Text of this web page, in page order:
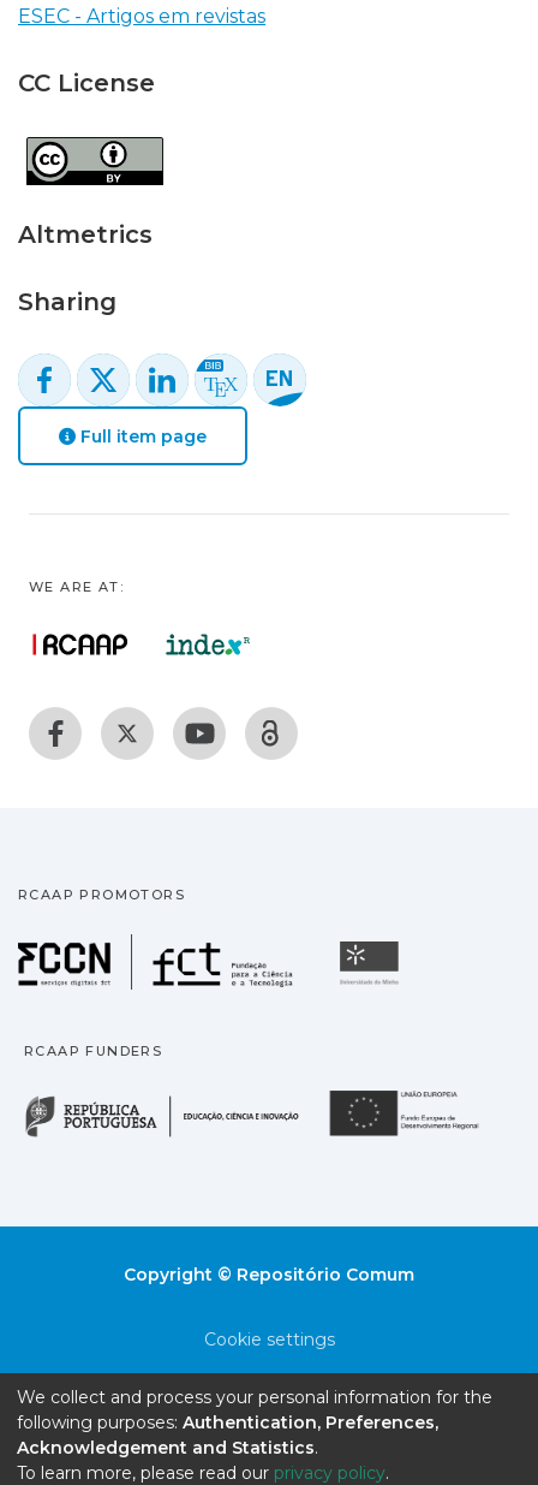
ESEC - Artigos em revistas
CC License
Altmetrics
Sharing
Full item page
WE ARE AT:
RCAAP PROMOTORS
Fundação para a
RCAAP FUNDERS
República Portuguesa
Copyright © Repositório Comum
Cookie settings
End User Agreement
Send Feedback
We collect and process your personal information for the
following purposes: Authentication, Preferences,
Acknowledgement and Statistics.
To learn more, please read our privacy policy.